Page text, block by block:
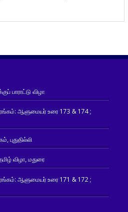
பாராட்டு விழா
ஆளுமையர் உரை 173 & 174 ;
புதுதில்லி
விழா, மதுரை
ஆளுமையர் உரை 171 & 172 ;